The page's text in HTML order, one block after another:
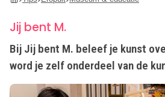
Jij bent M.
Bij Jij bent M. beleef je kunst
word je zelf onderdeel van de